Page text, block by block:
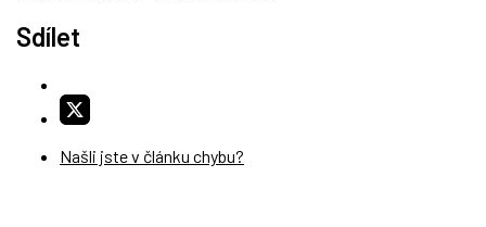
Sdílet
Našli jste v článku chybu?